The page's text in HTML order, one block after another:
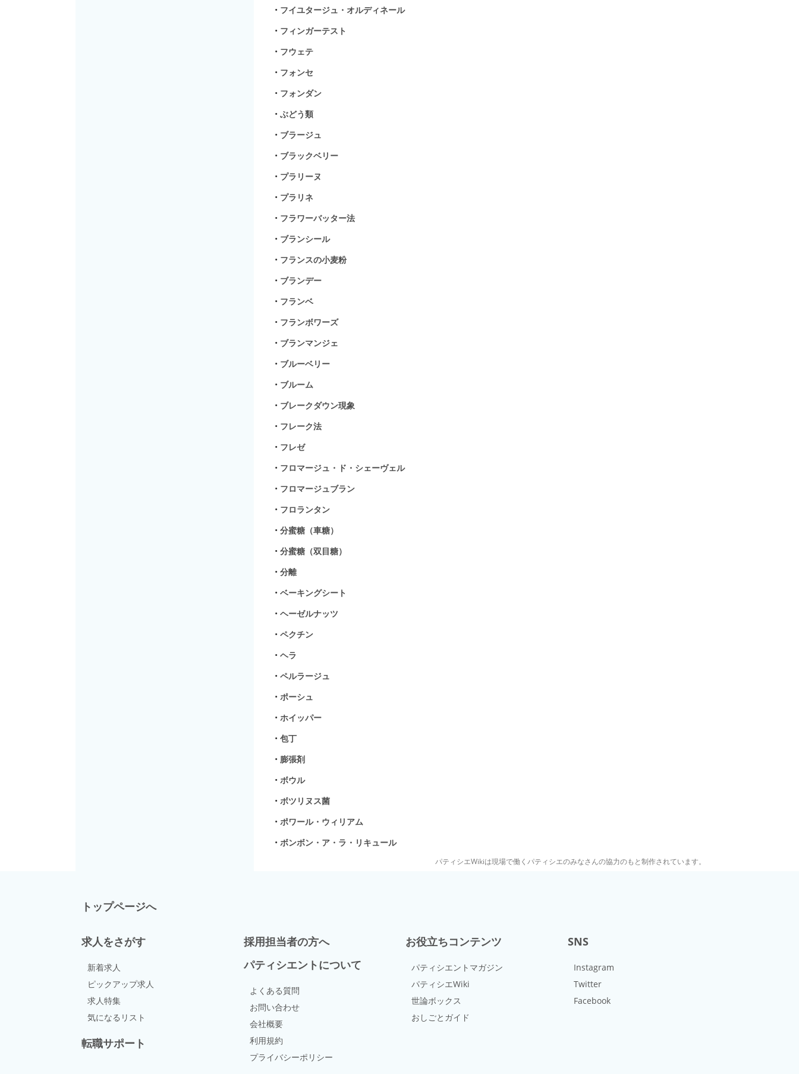
• フイユタージュ・オルディネール
• フィンガーテスト
• フウェテ
• フォンセ
• フォンダン
• ぶどう類
• ブラージュ
• ブラックベリー
• プラリーヌ
• プラリネ
• フラワーバッター法
• ブランシール
• フランスの小麦粉
• ブランデー
• フランベ
• フランボワーズ
• ブランマンジェ
• ブルーベリー
• ブルーム
• ブレークダウン現象
• フレーク法
• フレゼ
• フロマージュ・ド・シェーヴェル
• フロマージュブラン
• フロランタン
• 分蜜糖（車糖）
• 分蜜糖（双目糖）
• 分離
• ベーキングシート
• ヘーゼルナッツ
• ペクチン
• ヘラ
• ペルラージュ
• ポーシュ
• ホイッパー
• 包丁
• 膨張剤
• ボウル
• ボツリヌス菌
• ポワール・ウィリアム
• ボンボン・ア・ラ・リキュール
パティシエWikiは現場で働くパティシエのみなさんの協力のもと制作されています。
トップページへ
求人をさがす
新着求人
ピックアップ求人
求人特集
気になるリスト
転職サポート
採用担当者の方へ
パティシエントについて
よくある質問
お問い合わせ
会社概要
利用規約
プライバシーポリシー
お役立ちコンテンツ
パティシエントマガジン
パティシエWiki
世論ボックス
おしごとガイド
SNS
Instagram
Twitter
Facebook